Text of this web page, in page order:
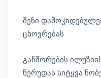
შენი
ცხოვრებას
განშორების
ნერუდას სიტყვა